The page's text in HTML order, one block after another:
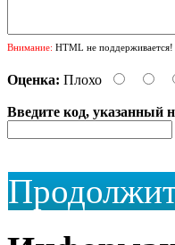
Внимание: HTML не поддерживается!
Оценка: Плохо
Введите код, указанный